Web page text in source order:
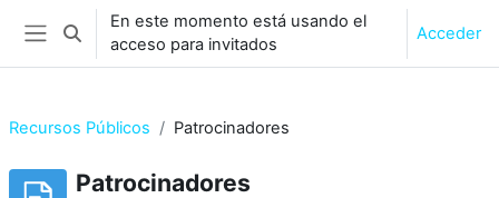
Salta al contenido principal
Panel lateral
Selector de búsqueda de entrada
En este momento está usando el
acceso para invitados
Acceder
Recursos Públicos Patrocinadores
Patrocinadores